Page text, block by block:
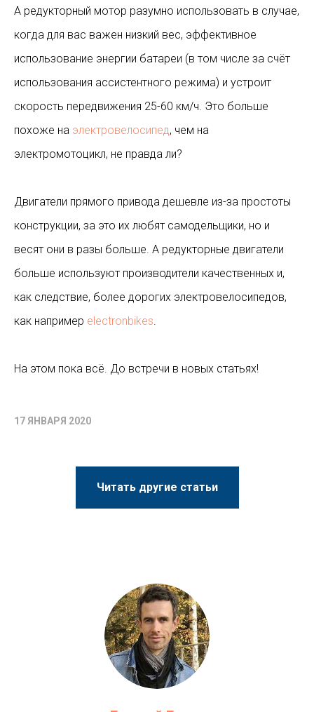
А редукторный мотор разумно использовать в случае,
когда для вас важен низкий вес, эффективное
использование энергии батареи (в том числе за счёт
использования ассистентного режима) и устроит
скорость передвижения 25-60 км/ч. Это больше
похоже на электровелосипед, чем на
электромотоцикл, не правда ли?
Двигатели прямого привода дешевле из-за простоты
конструкции, за это их любят самодельщики, но и
весят они в разы больше. А редукторные двигатели
больше используют производители качественных и,
как следствие, более дорогих электровелосипедов,
как например electronbikes
На этом пока всё. До встречи в новых статьях!
17 ЯНВАРЯ 2020
Читать другие статьи